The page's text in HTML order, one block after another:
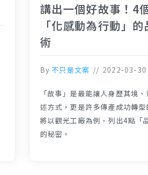
講出一個好故事！4
「化感動為行動」
術
By不只是文案 2022-03-30
「故事」是最能讓人身歷其境
述方式，更是許多傳產成功轉
將以觀光工廠為例，列出4點「
的秘密。